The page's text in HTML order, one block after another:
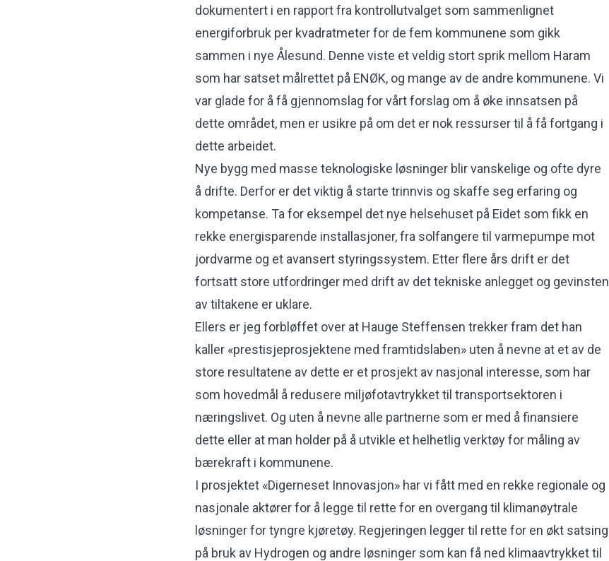
dokumentert i en rapport fra kontrollutvalget som sammenlignet
energiforbruk per kvadratmeter for de fem kommunene som gikk
sammen i nye Ålesund. Denne viste et veldig stort sprik mellom Haram
som har satset målrettet på ENØK, og mange av de andre kommunene. Vi
var glade for å få gjennomslag for vårt forslag om å øke innsatsen på
dette området, men er usikre på om det er nok ressurser til å få fortgang i
dette arbeidet.
Nye bygg med masse teknologiske løsninger blir vanskelige og ofte dyre
å drifte. Derfor er det viktig å starte trinnvis og skaffe seg erfaring og
kompetanse. Ta for eksempel det nye helsehuset på Eidet som fikk en
rekke energisparende installasjoner, fra solfangere til varmepumpe mot
jordvarme og et avansert styringssystem. Etter flere års drift er det
fortsatt store utfordringer med drift av det tekniske anlegget og gevinsten
av tiltakene er uklare.
Ellers er jeg forbløffet over at Hauge Steffensen trekker fram det han
kaller «prestisjeprosjektene med framtidslaben» uten å nevne at et av de
store resultatene av dette er et prosjekt av nasjonal interesse, som har
som hovedmål å redusere miljøfotavtrykket til transportsektoren i
næringslivet. Og uten å nevne alle partnerne som er med å finansiere
dette eller at man holder på å utvikle et helhetlig verktøy for måling av
bærekraft i kommunene.
I prosjektet «Digerneset Innovasjon» har vi fått med en rekke regionale og
nasjonale aktører for å legge til rette for en overgang til klimanøytrale
løsninger for tyngre kjøretøy. Regjeringen legger til rette for en økt satsing
på bruk av Hydrogen og andre løsninger som kan få ned klimaavtrykket til